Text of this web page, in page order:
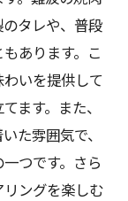
タレや、普段
あります。こ
いを提供して
ます。また、
た雰囲気で、
つです。さら
ングを楽しむ